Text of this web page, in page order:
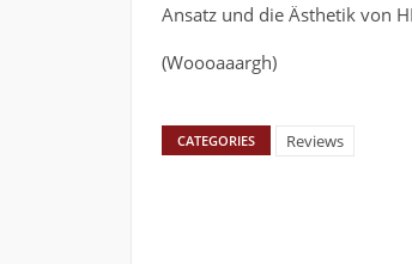
Ansatz und die Ästhetik von
(Woooaaargh)
CATEGORIES Reviews